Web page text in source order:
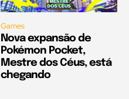
Games
Nova expansão de
Pokémon Pocket,
Mestre dos Céus, está
chegando